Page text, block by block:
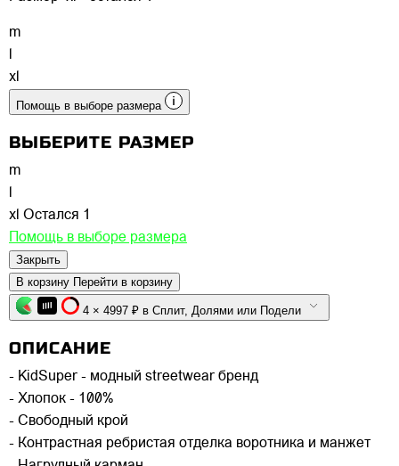
m
xl
Помощь в выборе размера
ВЫБЕРИТЕ РАЗМЕР
m
l
xl Остался 1
Помощь в выборе размера
Закрыть
В корзину Перейти в корзину
4 × 4997 ₽ в Сплит, Долями или Подели
ОПИСАНИЕ
- KidSuper - модный streetwear бренд
- Хлопок - 100%
- Свободный крой
- Контрастная ребристая отделка воротника и манжет